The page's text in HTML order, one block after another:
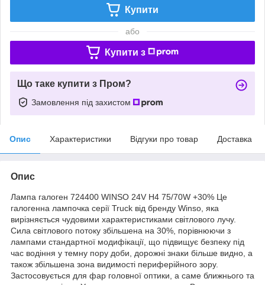
Купити
або
Купити з
Що таке купити з Пром?
Замовлення під захистом
Опис Характеристики Відгуки про товар Доставка
Опис
Лампа галоген 724400 WINSO 24V H4 75/70W +30% Це
галогенна лампочка серії Truck від бренду Winso, яка
вирізняється чудовими характеристиками світлового лучу.
Сила світлового потоку збільшена на 30%, порівнюючи з
лампами стандартної модифікації, що підвищує безпеку під
час водіння у темну пору доби, дорожні знаки більше видно, а
також збільшена зона видимості периферійного зору.
Застосовується для фар головної оптики, а саме ближнього та